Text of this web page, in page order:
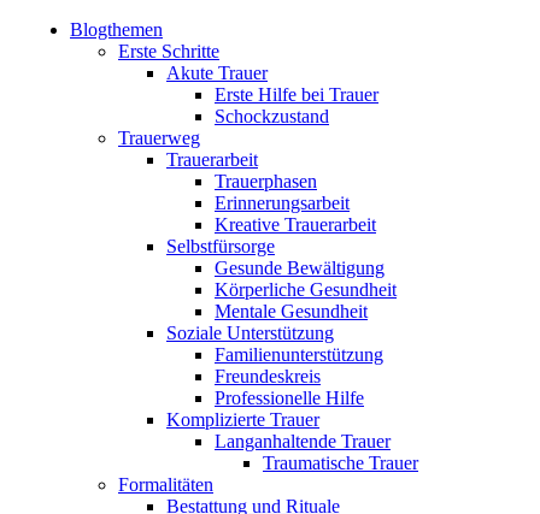
Blogthemen
Erste Schritte
Akute Trauer
Erste Hilfe bei Trauer
Schockzustand
Trauerweg
Trauerarbeit
Trauerphasen
Erinnerungsarbeit
Kreative Trauerarbeit
Selbstfürsorge
Gesunde Bewältigung
Körperliche Gesundheit
Mentale Gesundheit
Soziale Unterstützung
Familienunterstützung
Freundeskreis
Professionelle Hilfe
Komplizierte Trauer
Langanhaltende Trauer
Traumatische Trauer
Formalitäten
Bestattung und Rituale